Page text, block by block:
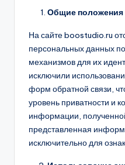
Общие положения
На сайте boostudio.ru
персональных данных
механизмов для их
исключили
форм обратной связи,
уровень приватности и
информации,
представленная
исключительно для